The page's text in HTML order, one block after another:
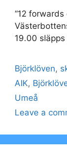
“12
19.00 släpps
Categories
Björklöven,
Tags
AIK,
Umeå
Leave a